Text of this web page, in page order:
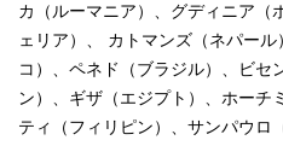
カ（ルーマニア）、グディニア（
ェリア）、 カトマンズ（ネパー
コ）、ペネド（ブラジル）、ビセ
ン）、ギザ（エジプト）、ホーチ
ティ（フィリピン）、サンパウロ